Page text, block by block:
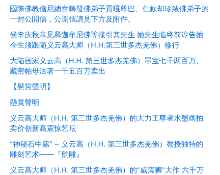
國際佛教僧尼總會轉發佛弟子貢嘎尊巴、仁欽却珍致佛弟子的
一封公開信，公開信請見下方及附件。
侯李庆秋亲见释迦牟尼佛等接引其先生 她先生临终前谆告她
今生须跟随义云高大师（H.H.第三世多杰羌佛）修行
大陆画家义云高（H.H. 第三世多杰羌佛）墨宝七千两百万、
藏密帕母法著一千五百万卖出
【懸賞聲明】
懸賞聲明
义云高大师（H.H. 第三世多杰羌佛）的大力王尊者水墨画拍
卖价创新高震惊艺坛
“神秘石中霧” ~ 义云高（H.H. 第三世多杰羌佛）教授独特的
雕刻艺术——『韵雕』
义云高大师（H.H. 第三世多杰羌佛）的“威震狮”大作 六千万